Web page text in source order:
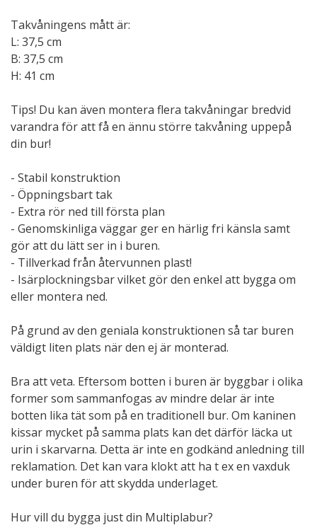
Takvåningens mått är:
L: 37,5 cm
B: 37,5 cm
H: 41 cm
Tips! Du kan även montera flera takvåningar bredvid
varandra för att få en ännu större takvåning uppepå
din bur!
- Stabil konstruktion
- Öppningsbart tak
- Extra rör ned till första plan
- Genomskinliga väggar ger en härlig fri känsla samt
gör att du lätt ser in i buren.
- Tillverkad från återvunnen plast!
- Isärplockningsbar vilket gör den enkel att bygga om
eller montera ned.
På grund av den geniala konstruktionen så tar buren
väldigt liten plats när den ej är monterad.
Bra att veta. Eftersom botten i buren är byggbar i olika
former som sammanfogas av mindre delar är inte
botten lika tät som på en traditionell bur. Om kaninen
kissar mycket på samma plats kan det därför läcka ut
urin i skarvarna. Detta är inte en godkänd anledning till
reklamation. Det kan vara klokt att ha t ex en vaxduk
under buren för att skydda underlaget.
Hur vill du bygga just din Multiplabur?